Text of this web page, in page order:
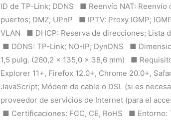
ID de TP-Link; DDNS ■ Reenvío NAT: Reenvío
puertos; DMZ; UPnP ■ IPTV: Proxy IGMP;
VLAN ■ DHCP: Reserva de direcciones; Lista
■ DDNS: TP-Link; NO-IP; DynDNS ■
1,5 pulg. (260,2 × 135,0 × 38,6 mm) ■
Explorer 11+, Firefox 12.0+, Chrome 20.0+,
JavaScript; Módem de cable o DSL (si es
proveedor de servicios de Internet (para el
■ Certificaciones: FCC, CE, RoHS ■ Entorno: